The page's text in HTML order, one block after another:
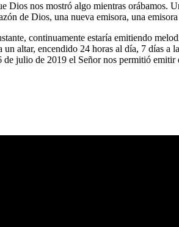
Dios nos mostró algo mientras orábamos.
de Dios, una nueva emisora, una
continuamente estaría emitiendo
un altar, encendido 24 horas al día, 7 días
julio de 2019 el Señor nos permitió